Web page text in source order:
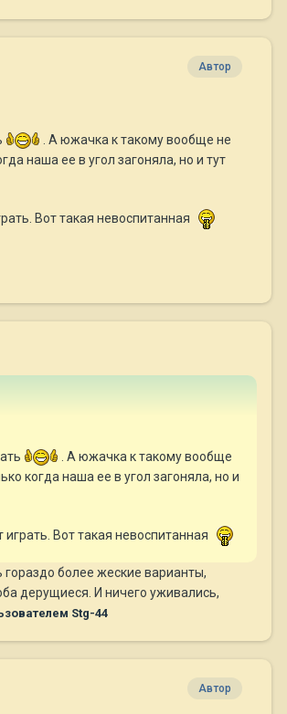
Автор
. А южачка к такому вообще не
наша ее в угол загоняла, но и тут
Вот такая невоспитанная
. А южачка к такому вообще
когда наша ее в угол загоняла, но и
Вот такая невоспитанная
гораздо более жеские варианты,
дерущиеся. И ничего уживались,
Stg-44
Автор